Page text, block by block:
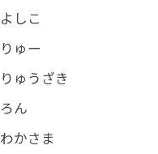
よしこ
りゅー
りゅうざき
ろん
わかさま